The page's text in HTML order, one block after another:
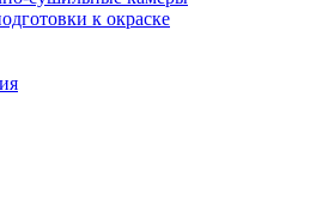
к окраске